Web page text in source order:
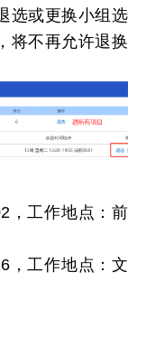
选或更换小组选
将不再允许退换
，工作地点：前
，工作地点：文